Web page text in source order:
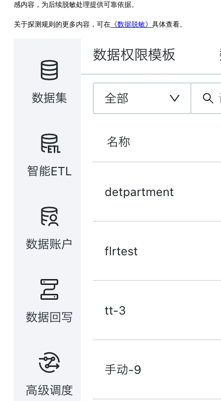
感内容，为后续脱敏处理提供可靠依据。
关于探测规则的更多内容，可在 《数据脱敏》 具体查看。